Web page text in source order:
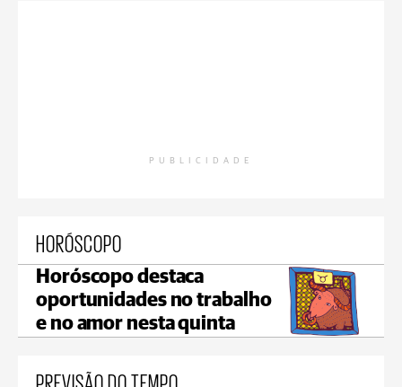
PUBLICIDADE
HORÓSCOPO
Horóscopo destaca
oportunidades no trabalho
e no amor nesta quinta
PREVISÃO DO TEMPO